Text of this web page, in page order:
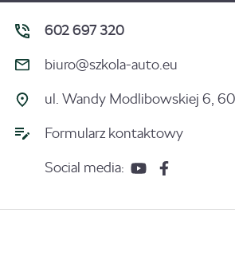
602 697 320
biuro@szkola-auto.eu
ul. Wandy Modlibowskiej 6,
Formularz kontaktowy
Social media: